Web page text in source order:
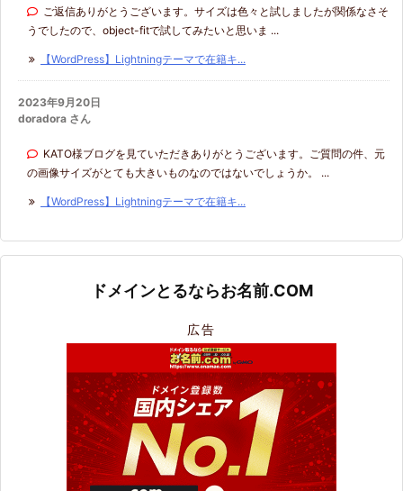
ご返信ありがとうございます。サイズは色々と試しましたが関係なさそ
うでしたので、object-fitで試してみたいと思いま ...
【WordPress】Lightningテーマで在籍キ...
2023年9月20日
doradora さん
KATO様ブログを見ていただきありがとうございます。ご質問の件、元
の画像サイズがとても大きいものなのではないでしょうか。 ...
【WordPress】Lightningテーマで在籍キ...
ドメインとるならお名前.COM
広告